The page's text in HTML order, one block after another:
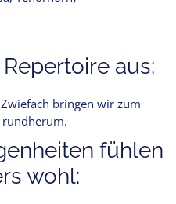
aus:
bringen wir zum
rundherum.
fühlen
wohl: